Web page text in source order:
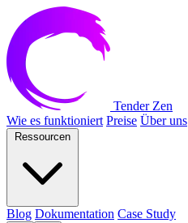
Tender Zen
Wie es funktioniert Preise Über uns
Blog Dokumentation Case Study